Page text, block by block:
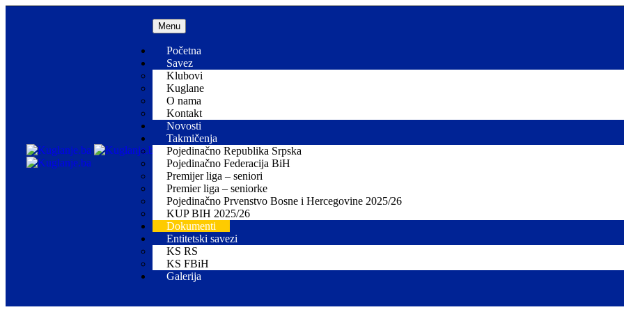
Menu
Početna
Savez
Klubovi
Kuglane
O nama
Kontakt
Novosti
Takmičenja
Pojedinačno Republika Srpska
Pojedinačno Federacija BiH
Premijer liga – seniori
Premier liga – seniorke
Pojedinačno Prvenstvo Bosne i Hercegovine 2025/26
KUP BIH 2025/26
Dokumenti
Entitetski savezi
KS RS
KS FBiH
Galerija